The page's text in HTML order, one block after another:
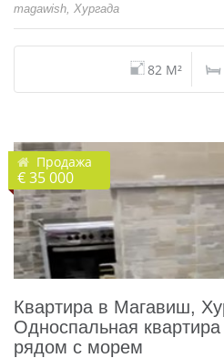
magawish, Хургада
82 M²
Продажа
€ 35 000
Квартира в Магавиш,
Односпальная
рядом с морем